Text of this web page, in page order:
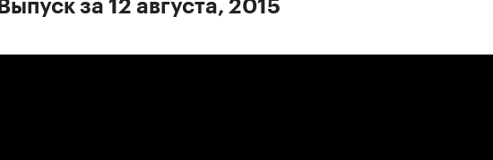
Выпуск за 12 августа, 2015